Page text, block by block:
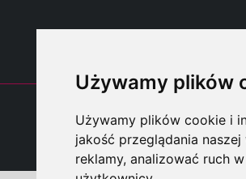
Używamy plików
Używamy plików cookie i
jakość przeglądania
reklamy, analizować ruch